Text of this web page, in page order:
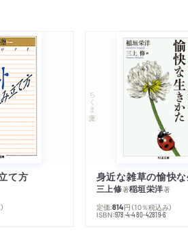
て方
ちくま文庫
身近な雑草の愉快
三上修著稲垣栄洋著
定価:814円 （10％税込み）
ISBN:978-4-480-42819-6